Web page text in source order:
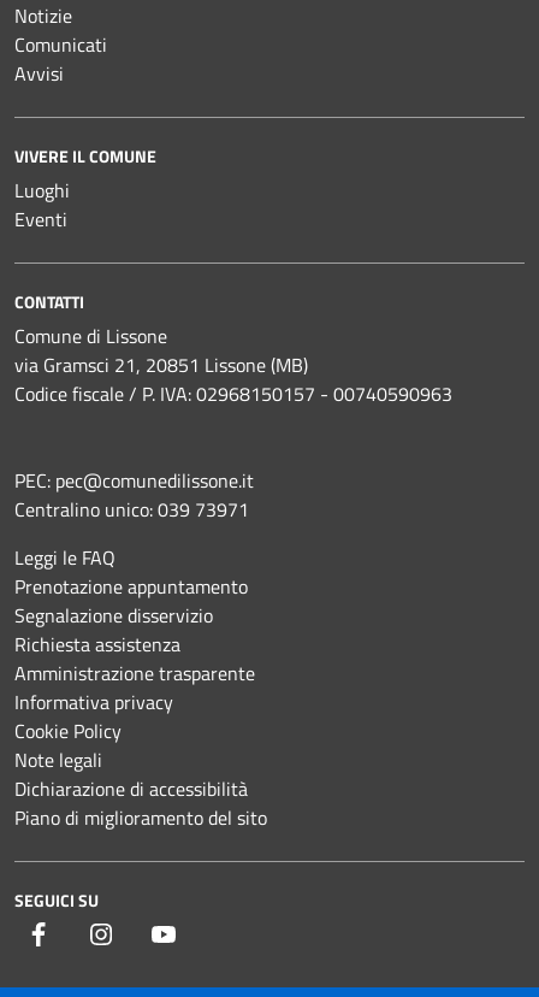
Notizie
Comunicati
Avvisi
VIVERE IL COMUNE
Luoghi
Eventi
CONTATTI
Comune di Lissone
via Gramsci 21, 20851 Lissone (MB)
Codice fiscale / P. IVA: 02968150157 - 00740590963
PEC: pec@comunedilissone.it
Centralino unico:039 73971
Leggi le FAQ
Prenotazione appuntamento
Segnalazione disservizio
Richiesta assistenza
Amministrazione trasparente
Informativa privacy
Cookie Policy
Note legali
Dichiarazione di accessibilità
Piano di miglioramento del sito
SEGUICI SU
Facebook Instagram